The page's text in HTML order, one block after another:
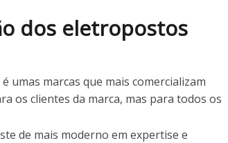
dos eletropostos
umas marcas que mais comercializam
os clientes da marca, mas para todos os
de mais moderno em expertise e